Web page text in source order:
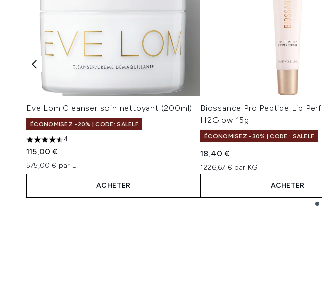
Eve Lom Cleanser soin nettoyant (200ml)
ÉCONOMISEZ -20% | CODE: SALELF
4.5 étoiles sur un maximum de 5
4
115,00 €
575,00 € par L
ACHETER
Biossance Pro Peptide Lip
H2Glow 15g
ÉCONOMISEZ -30% | CODE : SALELF
18,40 €
1226,67 € par KG
ACHETER